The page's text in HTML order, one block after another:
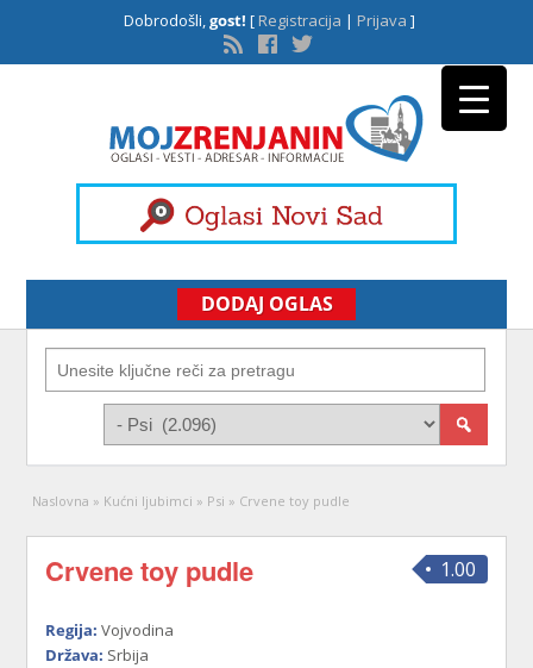
Dobrodošli,gost! [Registracija | Prijava ]
DODAJ OGLAS
Naslovna » Kućni ljubimci » Psi » Crvene toy pudle
1.00
Crvene toy pudle
Regija: Vojvodina
Država: Srbija